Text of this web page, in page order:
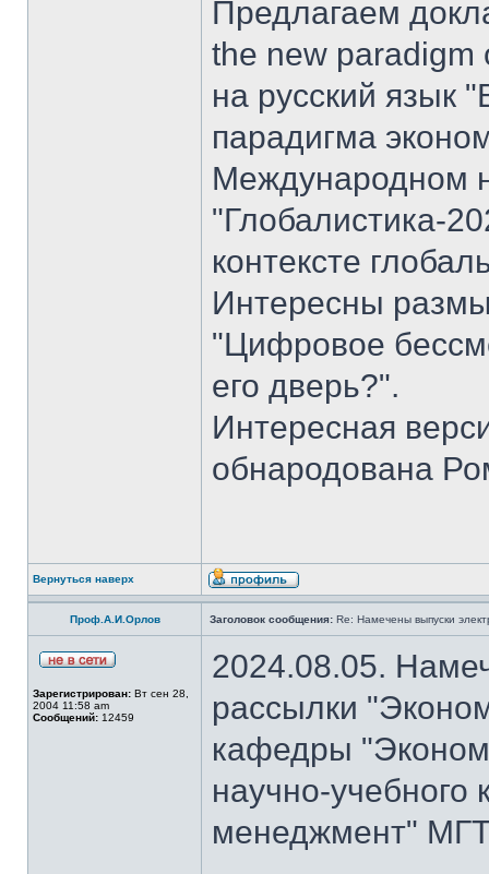
Предлагаем
the new paradigm
на русский язык
парадигма
Международном
"Глобалистика-
контексте
Интересны
"Цифровое
его дверь?".
Интересная
обнародована
Вернуться наверх
Проф.А.И.Орлов Заголовок сообщения: Re: Намечены выпуски
Зарегистрирован: Вт сен 28,
2004 11:58 am
Сообщений: 12459
2024.08.05.
рассылки
кафедры
научно-
менеджмент"